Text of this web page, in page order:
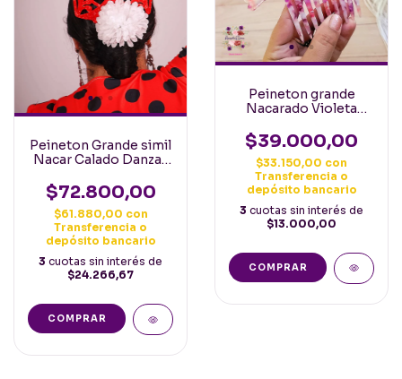
Peineton Grande simil
Nacar Calado Danzas
Folkloricas Rojo
$72.800,00
$61.880,00 con
Transferencia o
depósito bancario
3 cuotas sin interés de
$24.266,67
Peineton grande
Nacarado Violeta
Calado Importado
$39.000,00
$33.150,00 con
Transferencia o
depósito bancario
3 cuotas sin interés de
$13.000,00